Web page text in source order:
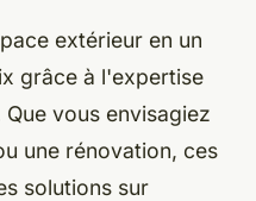
extérieur en un
grâce à l'expertise
vous envisagiez
une rénovation, ces
solutions sur